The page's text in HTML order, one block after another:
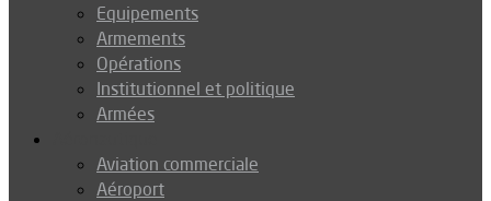
Equipements
Armements
Opérations
Institutionnel et politique
Armées
Aviation commerciale
Aéroport